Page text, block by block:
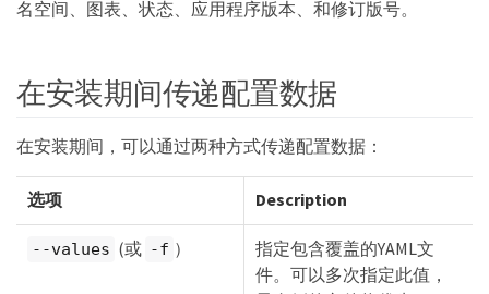
名空间、图表、状态、应用程序版本、和修订版号。
在安装期间传递配置数据
在安装期间，可以通过两种方式传递配置数据：
选项 Description
--values (或 -f ）
指定包含覆盖的YAML文
件。可以多次指定此值，